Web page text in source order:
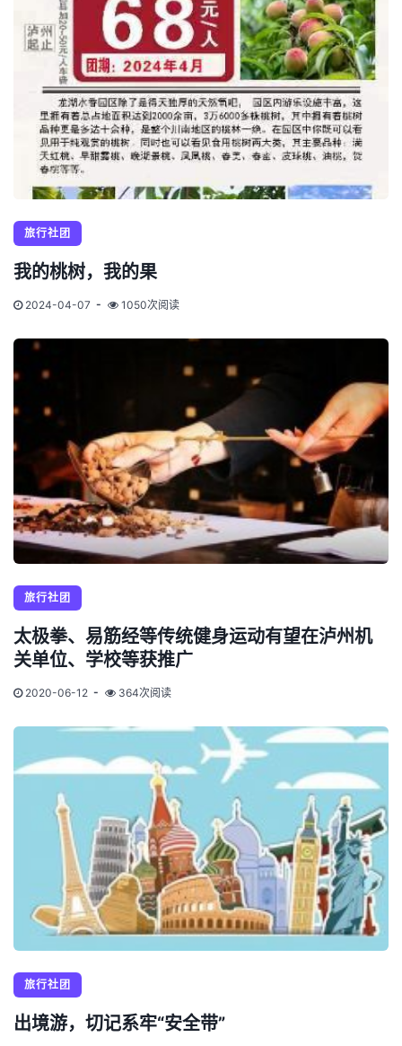
旅行社团
我的桃树，我的果
2024-04-07 1050次阅读
旅行社团
太极拳、易筋经等传统健身运动有望在泸州机
关单位、学校等获推广
2020-06-12 364次阅读
旅行社团
出境游，切记系牢“安全带”